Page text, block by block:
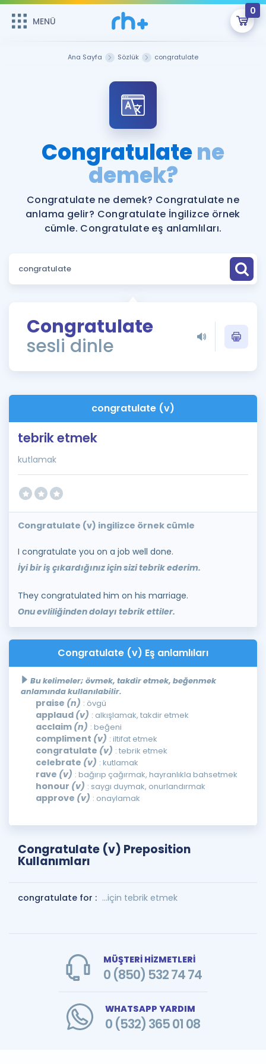
MENÜ
0
Şifremi Hatırlamıyorum
Sepetin Şu An Boş.
Remzi Hoca ile seni sınava hazırlayacak onlarca eğitim seni
bekliyor!
MENÜ
Katılımcı Görüşleri
Faydalı Araçlar
Ücretsiz Kaynaklar
Puan Hesaplama
ÖSYM Sınav Takvimi
Kampanyalar
İngilizce Gramer
İngilizce Gramer
Ana Sayfa Sözlük congratulate
Congratulatene
demek?
Congratulate ne demek? Congratulate ne
anlama gelir? Congratulate İngilizce örnek
cümle. Congratulate eş anlamlıları.
Congratulate
sesli dinle
congratulate (v)
tebrik etmek
kutlamak
Congratulate (v) ingilizce örnek cümle
I congratulate you on a job well done.
İyi bir iş çıkardığınız için sizi tebrik ederim.
They congratulated him on his marriage.
Onu evliliğinden dolayı tebrik ettiler.
Congratulate (v) Eş anlamlıları
Bu kelimeler; övmek, takdir etmek, beğenmek
anlamında kullanılabilir.
praise (n) : övgü
applaud (v) : alkışlamak, takdir etmek
acclaim (n) : beğeni
compliment (v) : iltifat etmek
congratulate (v) : tebrik etmek
celebrate (v) : kutlamak
rave (v) : bağırıp çağırmak, hayranlıkla bahsetmek
honour (v) : saygı duymak, onurlandırmak
approve (v) : onaylamak
Congratulate (v) Preposition
Kullanımları
congratulate for : ...için tebrik etmek
MÜŞTERİ HİZMETLERİ
0 (850) 532 74 74
WHATSAPP YARDIM
0 (532) 365 01 08